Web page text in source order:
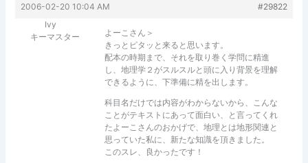
2006-02-20 10:04 AM
#29822
Ivy
キーマスター
よーこさん＞
きっとピタッと来ると思います。
配本の時期まで、それを取り巻く学問に精進
し、地理学２がスルスルと頭に入り背景を理解
できるように、下準備に精を出します。
科目名だけでは内容がわからないから、こんな
ことがテキストにあって面白い、と言ってくれ
たよーこさんのおかげで、地理とは地形関連と
思っていた私に、新たな知識を頂きました。
このスレ、良かったです！